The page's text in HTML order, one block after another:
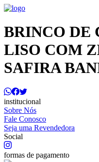
BRINCO DE
LISO COM
SAFIRA
institucional
Sobre Nós
Fale Conosco
Seja uma Revendedora
Social
formas de pagamento